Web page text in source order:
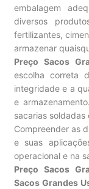
embalagem
diversos
fertilizantes,
armazenar
Preço Sacos
escolha correta
integridade e a
e
sacarias soldadas
Compreender as
e suas
operacional e na
Preço Sacos
Sacos Grandes